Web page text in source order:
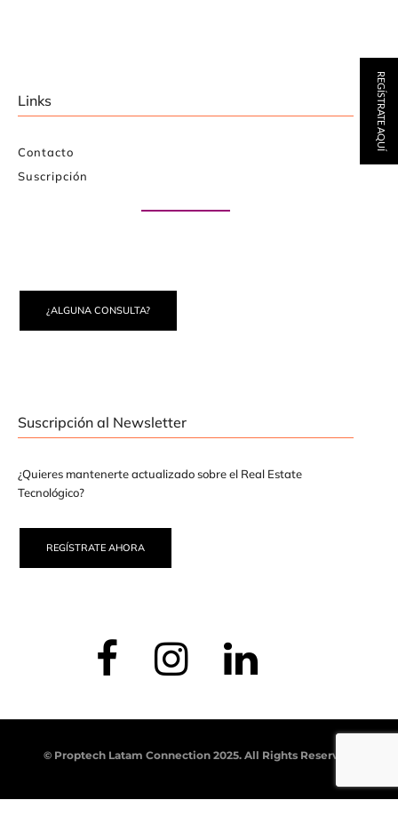
Links
Contacto
Suscripción
¿ALGUNA CONSULTA?
Suscripción al Newsletter
¿Quieres mantenerte actualizado sobre el Real Estate
Tecnológico?
REGÍSTRATE AHORA
© Proptech Latam Connection 2025. All Rights Reserved.
REGÍSTRATE AQUÍ